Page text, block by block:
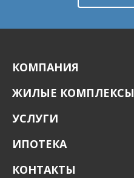
КОМПАНИЯ
ЖИЛЫЕ КОМПЛЕКСЫ
УСЛУГИ
ИПОТЕКА
КОНТАКТЫ